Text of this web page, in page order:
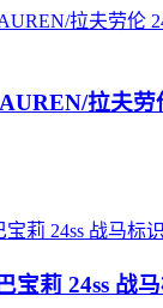
拉夫劳
宝莉 24ss 战